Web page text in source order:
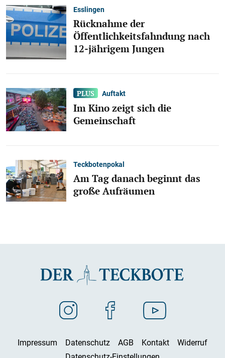
Esslingen
Rücknahme der
Öffentlichkeitsfahndung nach
12-jährigem Jungen
Auftakt
Im Kino zeigt sich die
Gemeinschaft
Teckbotenpokal
Am Tag danach beginnt das
große Aufräumen
Impressum Datenschutz AGB Kontakt
Widerruf